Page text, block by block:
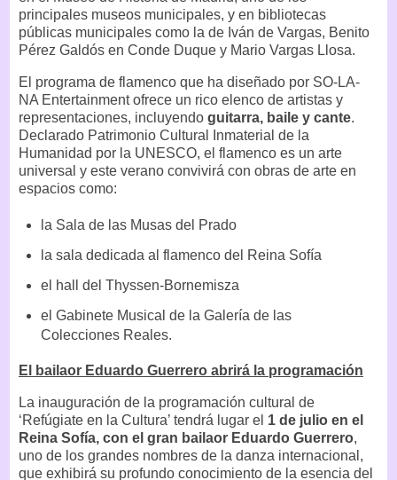
principales museos municipales, y en bibliotecas
públicas municipales como la de Iván de Vargas, Benito
Pérez Galdós en Conde Duque y Mario Vargas Llosa.
El programa de flamenco que ha diseñado por SO-LA-
NA Entertainment ofrece un rico elenco de artistas y
representaciones, incluyendo guitarra, baile y cante.
Declarado Patrimonio Cultural Inmaterial de la
Humanidad por la UNESCO, el flamenco es un arte
universal y este verano convivirá con obras de arte en
espacios como:
la Sala de las Musas del Prado
la sala dedicada al flamenco del Reina Sofía
el hall del Thyssen-Bornemisza
el Gabinete Musical de la Galería de las
Colecciones Reales.
El bailaor Eduardo Guerrero abrirá la programación
La inauguración de la programación cultural de
‘Refúgiate en la Cultura’ tendrá lugar el 1 de julio en el
Reina Sofía, con el gran bailaor Eduardo Guerrero,
uno de los grandes nombres de la danza internacional,
que exhibirá su profundo conocimiento de la esencia del